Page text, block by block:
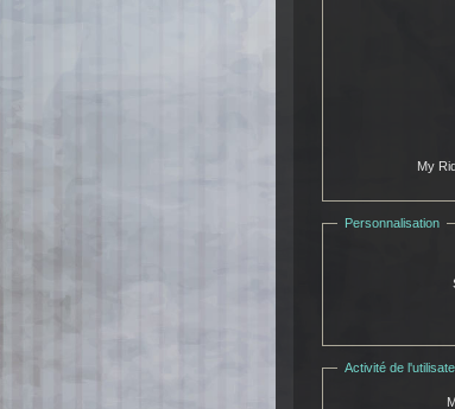
My
Personnalisation
Activité de